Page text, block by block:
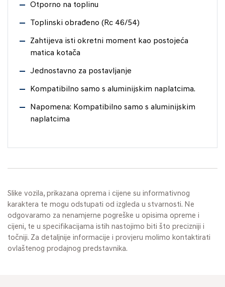
Otporno na toplinu
Toplinski obrađeno (Rc 46/54)
Zahtijeva isti okretni moment kao postojeća
matica kotača
Jednostavno za postavljanje
Kompatibilno samo s aluminijskim naplatcima.
Napomena: Kompatibilno samo s aluminijskim
naplatcima
Slike vozila, prikazana oprema i cijene su informativnog
karaktera te mogu odstupati od izgleda u stvarnosti. Ne
odgovaramo za nenamjerne pogreške u opisima opreme i
cijeni, te u specifikacijama istih nastojimo biti što precizniji i
točniji. Za detaljnije informacije i provjeru molimo kontaktirati
ovlaštenog prodajnog predstavnika.